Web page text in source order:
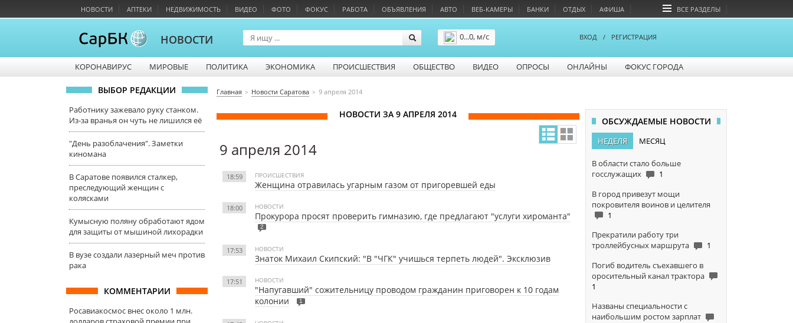
НОВОСТИ АПТЕКИ НЕДВИЖИМОСТЬ ВИДЕО ФОТО ФОКУС РАБОТА ОБЪЯВЛЕНИЯ АВТО ВЕБ-КАМЕРЫ БАНКИ ОТДЫХ АФИША ВСЕ РАЗДЕЛЫ
НОВОСТИ
0...0, м/с
ВХОД / РЕГИСТРАЦИЯ
КОРОНАВИРУС МИРОВЫЕ ПОЛИТИКА ЭКОНОМИКА ПРОИСШЕСТВИЯ ОБЩЕСТВО ВИДЕО ОПРОСЫ ОНЛАЙНЫ ФОКУС ГОРОДА
ВЫБОР РЕДАКЦИИ
Работнику зажевало руку станком.
Из-за вранья он чуть не лишился её
"День разоблачения". Заметки
киномана
В Саратове появился сталкер,
преследующий женщин с
колясками
Кумысную поляну обработают ядом
для защиты от мышиной лихорадки
В вузе создали лазерный меч против
рака
КОММЕНТАРИИ
Росавиакосмос внес около 1 млн.
Главная Новости Саратова 9 апреля 2014
НОВОСТИ ЗА 9 АПРЕЛЯ 2014
9 апреля 2014
18:59 ПРОИСШЕСТВИЯ
Женщина отравилась угарным газом от пригоревшей еды
18:00 НОВОСТИ
Прокурора просят проверить гимназию, где предлагают "услуги хироманта"
2
17:53 НОВОСТИ
Знаток Михаил Скипский: "В "ЧГК" учишься терпеть людей". Эксклюзив
17:51 НОВОСТИ
"Напугавший" сожительницу проводом гражданин приговорен к 10 годам
колонии
1
ОБСУЖДАЕМЫЕ НОВОСТИ
НЕДЕЛЯ МЕСЯЦ
В области стало больше
госслужащих
1
В город привезут мощи
покровителя воинов и целителя
1
Прекратили работу три
троллейбусных маршрута
1
Погиб водитель съехавшего в
оросительный канал трактора
1
Названы специальности с
наибольшим ростом зарплат